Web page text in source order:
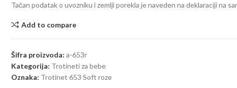
Tačan podatak o uvozniku i zemlji porekla je naveden na deklaraciji na
Add to compare
Šifra proizvoda: a-653r
Kategorija: Trotineti za bebe
Oznaka: Trotinet 653 Soft roze